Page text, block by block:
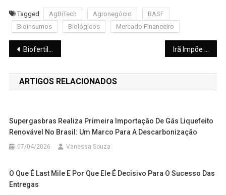
Tagged AgBiTech Agronegócio
BASF
Bioinsumos
Biológicos Mercado Financeiro
Navegação
de
Post
Biofertilizante de Caranguejo: A Inovação que Transforma Resíduos em Lucro no Campo Irã Impõe Nova Condição no Estreito de Hormuz e Ameaça Mar Vermelho
ARTIGOS RELACIONADOS
Supergasbras Realiza Primeira Importação De Gás Liquefeito
Renovável No Brasil: Um Marco Para A Descarbonização
07/04/2026 Vanessa Souza
O Que É Last Mile E Por Que Ele É Decisivo Para O Sucesso Das
Entregas